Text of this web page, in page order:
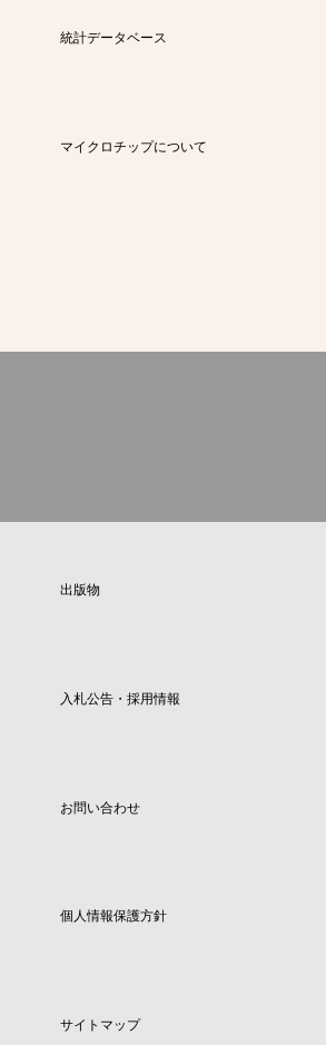
統計データベース
マイクロチップについて
出版物
入札公告・採用情報
お問い合わせ
個人情報保護方針
サイトマップ